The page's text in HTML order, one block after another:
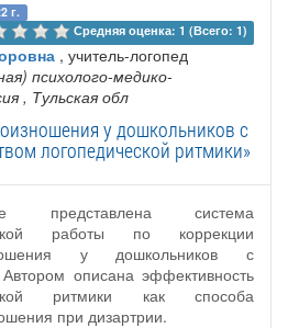
г.
Средняя оценка: 1 (Всего: 1)
, учитель-логопед
психолого-медико-
, Тульская обл
у дошкольников с
логопедической ритмики»
представлена система
работы по коррекции
у дошкольников с
Автором описана эффективность
ритмики как способа
при дизартрии.